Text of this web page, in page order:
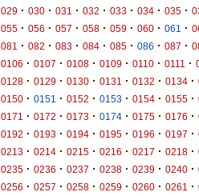
029 · 030 · 031 · 032 · 033 · 034 · 035 ·
055 · 056 · 057 · 058 · 059 · 060 · 061 ·
081
· 082 · 083 · 084 · 085 · 086 · 087 ·
0106 · 0107 · 0108 · 0109 · 0110 · 0111 ·
0128 · 0129 · 0130 · 0131 · 0132 · 0134 ·
0150 · 0151 · 0152 · 0153 · 0154 · 0155 ·
0171
· 0172 · 0173 · 0174 · 0175 · 0176 ·
0192 · 0193 · 0194 · 0195 · 0196 · 0197 ·
0213 · 0214 · 0215 · 0216 · 0217 · 0218 ·
0235 · 0236 · 0237 · 0238 · 0239 · 0240 ·
0256 · 0257 · 0258 · 0259 · 0260 · 0261 ·